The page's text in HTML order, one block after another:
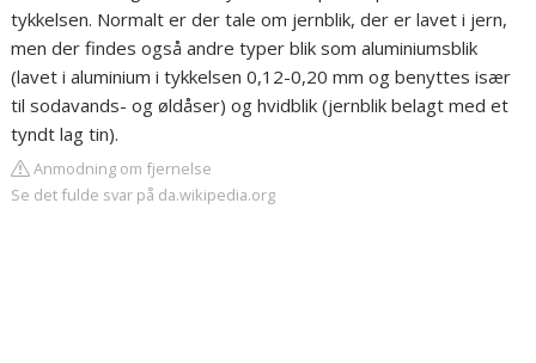
tykkelsen. Normalt er der tale om jernblik, der er lavet i jern,
men der findes også andre typer blik som aluminiumsblik
(lavet i aluminium i tykkelsen 0,12-0,20 mm og benyttes især
til sodavands- og øldåser) og hvidblik (jernblik belagt med et
tyndt lag tin).
Anmodning om fjernelse
Se det fulde svar på da.wikipedia.org